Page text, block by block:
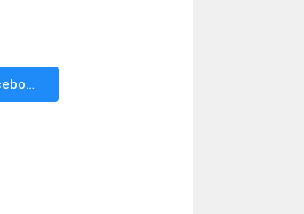
Facebook Messenger